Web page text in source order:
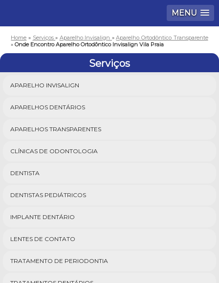
MENU
Home » Serviços» Aparelho Invisalign »Aparelho Ortodôntico Transparente
»Onde Encontro Aparelho Ortodôntico Invisalign Vila Praia
Serviços
APARELHO INVISALIGN
APARELHOS DENTÁRIOS
APARELHOS TRANSPARENTES
CLÍNICAS DE ODONTOLOGIA
DENTISTA
DENTISTAS PEDIÁTRICOS
IMPLANTE DENTÁRIO
LENTES DE CONTATO
TRATAMENTO DE PERIODONTIA